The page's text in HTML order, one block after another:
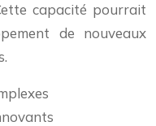
capacité pourrait
de nouveaux